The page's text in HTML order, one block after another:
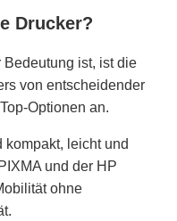
Drucker?
ist, ist die
von entscheidender
Optionen an.
kompakt, leicht und
und der HP
ohne